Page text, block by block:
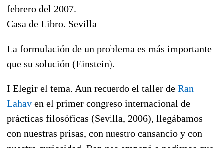
febrero del 2007.
Casa de Libro. Sevilla
La formulación de un problema es más importante
que su solución (Einstein).
I Elegir el tema. Aun recuerdo el taller de Ran
Lahav en el primer congreso internacional de
prácticas filosóficas (Sevilla, 2006), llegábamos
con nuestras prisas, con nuestro cansancio y con